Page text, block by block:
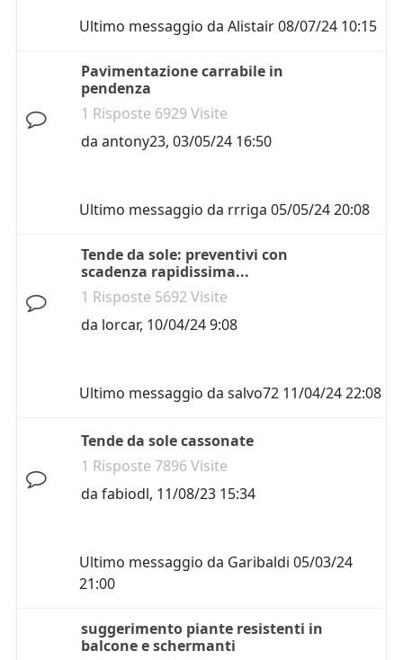
Ultimo messaggio da Alistair08/07/24 10:15
Pavimentazione carrabile in
pendenza
1 Risposte 6929 Visite
da antony23, 03/05/24 16:50
Ultimo messaggio da rrriga 05/05/24 20:08
Tende da sole: preventivi con
scadenza rapidissima...
1 Risposte 5692 Visite
da lorcar, 10/04/24 9:08
Ultimo messaggio da salvo72 11/04/24 22:08
Tende da sole cassonate
1 Risposte 7896 Visite
da fabiodl, 11/08/23 15:34
Ultimo messaggio da Garibaldi 05/03/24
21:00
suggerimento piante resistenti in
balcone e schermanti